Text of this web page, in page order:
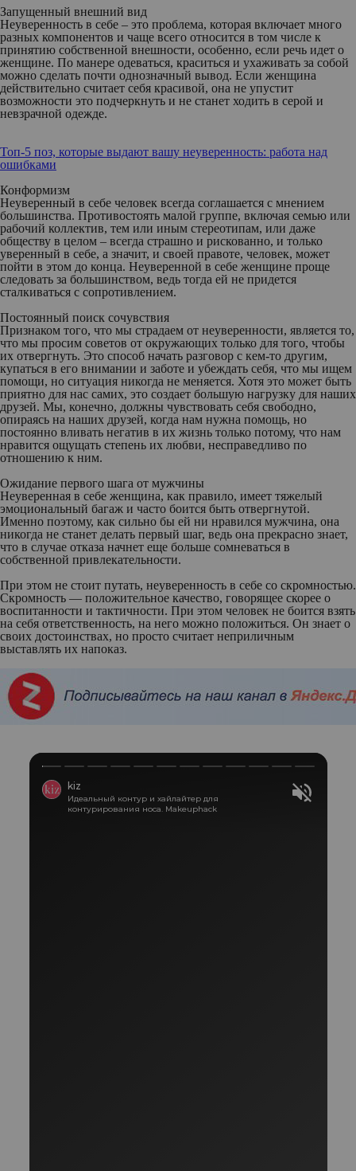
Запущенный внешний вид
Неуверенность в себе – это проблема, которая включает много
разных компонентов и чаще всего относится в том числе к
принятию собственной внешности, особенно, если речь идет о
женщине. По манере одеваться, краситься и ухаживать за собой
можно сделать почти однозначный вывод. Если женщина
действительно считает себя красивой, она не упустит
возможности это подчеркнуть и не станет ходить в серой и
невзрачной одежде.
Топ-5 поз, которые выдают вашу неуверенность: работа над
ошибками
Конформизм
Неуверенный в себе человек всегда соглашается с мнением
большинства. Противостоять малой группе, включая семью или
рабочий коллектив, тем или иным стереотипам, или даже
обществу в целом – всегда страшно и рискованно, и только
уверенный в себе, а значит, и своей правоте, человек, может
пойти в этом до конца. Неуверенной в себе женщине проще
следовать за большинством, ведь тогда ей не придется
сталкиваться с сопротивлением.
Постоянный поиск сочувствия
Признаком того, что мы страдаем от неуверенности, является то,
что мы просим советов от окружающих только для того, чтобы
их отвергнуть. Это способ начать разговор с кем-то другим,
купаться в его внимании и заботе и убеждать себя, что мы ищем
помощи, но ситуация никогда не меняется. Хотя это может быть
приятно для нас самих, это создает большую нагрузку для наших
друзей. Мы, конечно, должны чувствовать себя свободно,
опираясь на наших друзей, когда нам нужна помощь, но
постоянно вливать негатив в их жизнь только потому, что нам
нравится ощущать степень их любви, несправедливо по
отношению к ним.
Ожидание первого шага от мужчины
Неуверенная в себе женщина, как правило, имеет тяжелый
эмоциональный багаж и часто боится быть отвергнутой.
Именно поэтому, как сильно бы ей ни нравился мужчина, она
никогда не станет делать первый шаг, ведь она прекрасно знает,
что в случае отказа начнет еще больше сомневаться в
собственной привлекательности.
При этом не стоит путать, неуверенность в себе со скромностью.
Скромность — положительное качество, говорящее скорее о
воспитанности и тактичности. При этом человек не боится взять
на себя ответственность, на него можно положиться. Он знает о
своих достоинствах, но просто считает неприличным
выставлять их напоказ.